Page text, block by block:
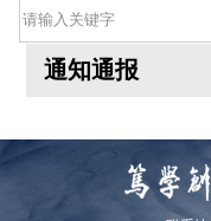
800cc全讯白菜首页
院情总览
通知通报